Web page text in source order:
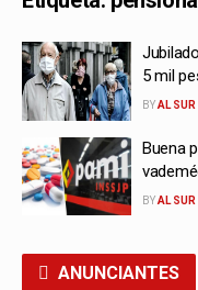
5 mil
BYAL SUR
Buena
BYAL SUR
ANUNCIANTES